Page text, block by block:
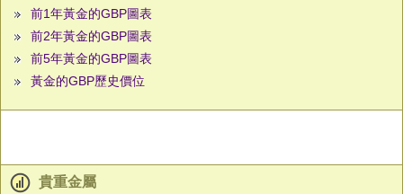
前1年黃金的GBP圖表
前2年黃金的GBP圖表
前5年黃金的GBP圖表
黃金的GBP歷史價位
貴重金屬